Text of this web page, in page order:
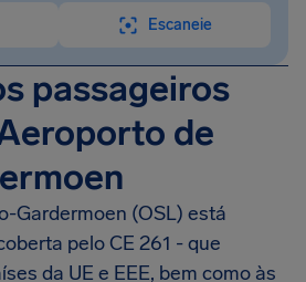
Escaneie
passageiros
de
Gardermoen (OSL) está
pelo CE 261 - que
da UE e EEE, bem como às